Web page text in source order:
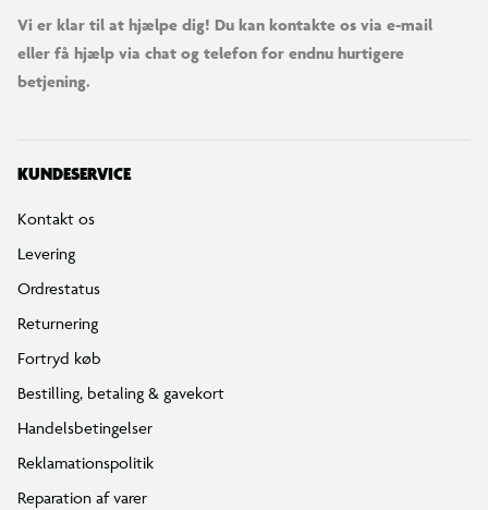
Vi er klar til at hjælpe dig! Du kan kontakte os via e-mail
eller få hjælp via chat og telefon for endnu hurtigere
betjening.
KUNDESERVICE
Kontakt os
Levering
Ordrestatus
Returnering
Fortryd køb
Bestilling, betaling & gavekort
Handelsbetingelser
Reklamationspolitik
Reparation af varer